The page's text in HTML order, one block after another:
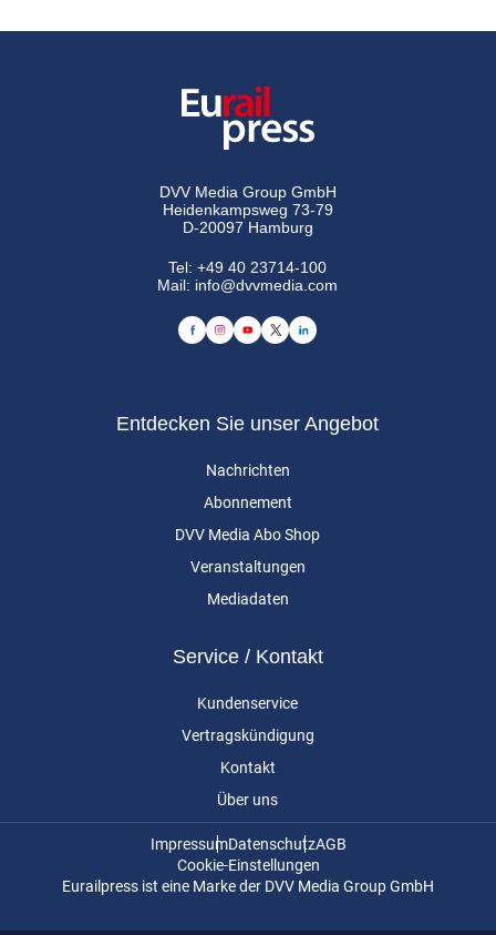
DVV Media Group GmbH
Heidenkampsweg 73-79
D-20097 Hamburg
Tel:+49 40 23714-100
Mail: info@dvvmedia.com
Entdecken Sie unser Angebot
Nachrichten
Abonnement
DVV Media Abo Shop
Veranstaltungen
Mediadaten
Service / Kontakt
Kundenservice
Vertragskündigung
Kontakt
Über uns
ImpressumDatenschutzAGB
Cookie-Einstellungen
Eurailpress ist eine Marke der DVV Media Group GmbH